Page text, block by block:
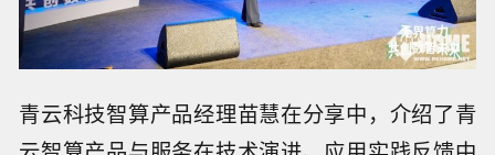
青云科技智算产品经理苗慧在分享中，介绍了青